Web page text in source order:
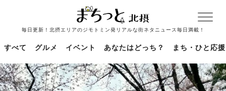
毎日更新！北摂エリアのジモトミン発リアルな街ネタニュース毎日満載！
すべて グルメ イベント あなたはどっち？ まち・ひと応援